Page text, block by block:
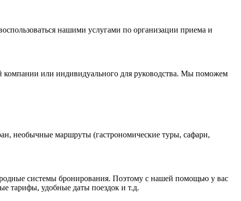
нашими услугами по организации приема и
компании или индивидуального для руководства. Мы поможем
необычные маршруты (гастрономические туры, сафари,
системы бронирования. Поэтому с нашей помощью у вас
тарифы, удобные даты поездок и т.д.